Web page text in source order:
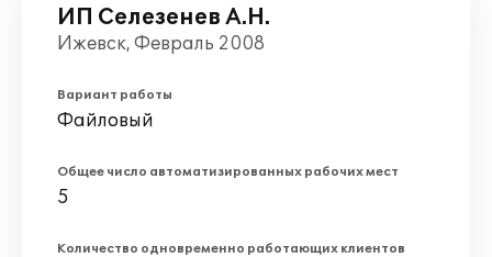
ИП Селезенев А.Н.
Ижевск, Февраль 2008
Вариант работы
Файловый
Общее число автоматизированных рабочих мест
5
Количество одновременно работающих клиентов